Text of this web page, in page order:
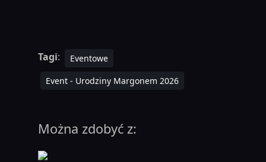
Tagi:
Eventowe
Event - Urodziny Margonem 2026
Można zdobyć z: